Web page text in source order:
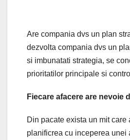
Are compania dvs un plan
dezvolta compania dvs un
si imbunatati strategia, se
prioritatilor principale si
Fiecare afacere are nevoie
Din pacate exista un mit care
planificrea cu inceperea unei